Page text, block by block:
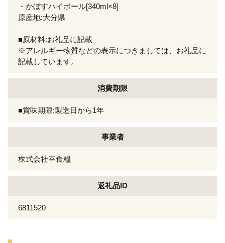
・かぼすハイボール[340ml×8]
原産地:大分県
■原材料:お礼品に記載
※アレルギー物質などの表示につきましては、お礼品に
記載しています。
消費期限
■賞味期限:製造日から1年
事業者
株式会社幸食糧
返礼品ID
6811520